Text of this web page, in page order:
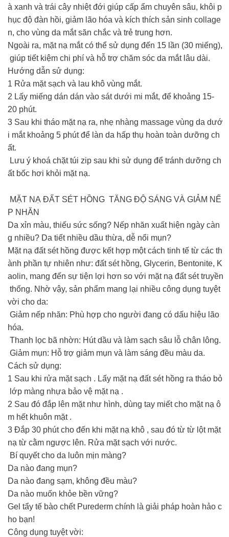
à xanh và trái cây nhiệt đới giúp cấp ẩm chuyên sâu, khôi p
hục độ đàn hồi, giảm lão hóa và kích thích sản sinh collage
n, cho vùng da mắt săn chắc và trẻ trung hơn.
Ngoài ra, mặt nạ mắt có thể sử dụng đến 15 lần (30 miếng),
giúp tiết kiệm chi phí và hỗ trợ chăm sóc da mắt lâu dài.
Hướng dẫn sử dụng:
1️ Rửa mặt sạch và lau khô vùng mắt.
2️ Lấy miếng dán dán vào sát dưới mi mắt, để khoảng 15-
20 phút.
3️ Sau khi tháo mặt nạ ra, nhẹ nhàng massage vùng da dướ
i mắt khoảng 5 phút để làn da hấp thụ hoàn toàn dưỡng ch
ất.
️ Lưu ý khoá chặt túi zip sau khi sử dụng để tránh dưỡng ch
ất bốc hơi khỏi mặt nạ.
MẶT NẠ ĐẤT SÉT HỒNG TĂNG ĐỘ SÁNG VÀ GIẢM NẾ
P NHĂN
Da xỉn màu, thiếu sức sống? Nếp nhăn xuất hiện ngày càn
g nhiều? Da tiết nhiều dầu thừa, dễ nổi mụn?
Mặt nạ đất sét hồng được kết hợp một cách tinh tế từ các th
ành phần tự nhiên như: đất sét hồng, Glycerin, Bentonite, K
aolin, mang đến sự tiện lợi hơn so với mặt nạ đất sét truyền
thống. Nhờ vậy, sản phẩm mang lại nhiều công dụng tuyệt
vời cho da:
Giảm nếp nhăn: Phù hợp cho người đang có dấu hiệu lão
hóa.
Thanh lọc bã nhờn: Hút dầu và làm sạch sâu lỗ chân lông.
Giảm mụn: Hỗ trợ giảm mụn và làm sáng đều màu da.
Cách sử dụng:
1️ Sau khi rửa mặt sạch . Lấy mặt nạ đất sét hồng ra tháo bỏ
lớp màng nhựa bảo vệ mặt nạ .
2️ Sau đó đắp lên mặt như hình, dùng tay miết cho mặt nạ ô
m hết khuôn mặt .
3️ Đắp 30 phút cho đến khi mặt nạ khô , sau đó từ từ lột mặt
nạ từ cằm ngược lên. Rửa mặt sạch với nước.
Bí quyết cho da luôn mịn màng?
Da nào đang mụn?
Da nào đang sạm, không đều màu?
Da nào muốn khỏe bền vững?
Gel tẩy tế bào chết Purederm chính là giải pháp hoàn hảo c
ho bạn!
Công dụng tuyệt vời: